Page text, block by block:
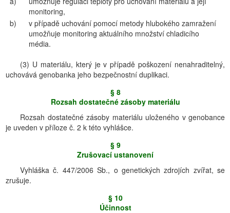
monitoring,
b)
v případě uchování pomocí metody hlubokého zamražení
umožňuje monitoring aktuálního množství chladicího
média.
(3) U materiálu, který je v případě poškození nenahraditelný,
uchovává genobanka jeho bezpečnostní duplikaci.
§ 8
Rozsah dostatečné zásoby materiálu
Rozsah dostatečné zásoby materiálu uloženého v genobance
je uveden v příloze č. 2 k této vyhlášce.
§ 9
Zrušovací ustanovení
Vyhláška č. 447/2006 Sb., o genetických zdrojích zvířat, se
zrušuje.
§ 10
Účinnost